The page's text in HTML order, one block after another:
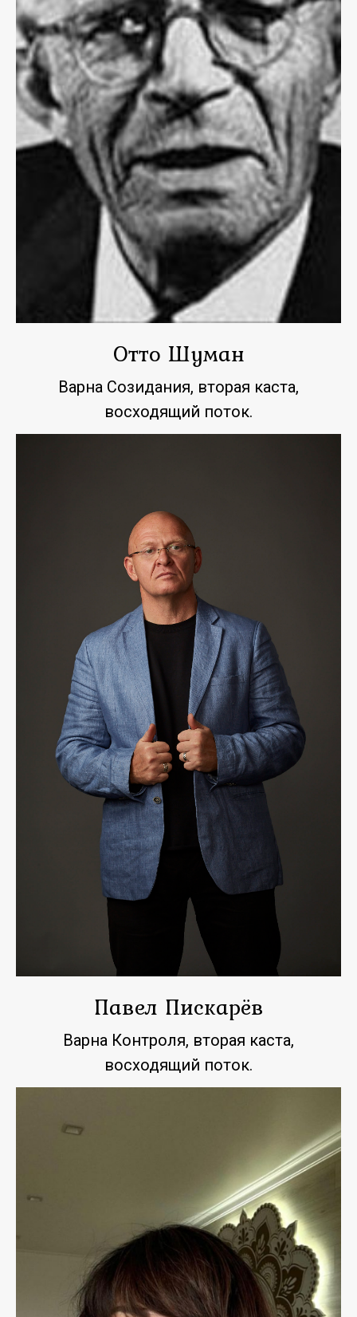
Отто Шуман
Варна Созидания, вторая каста,
восходящий поток.
Павел Пискарёв
Варна Контроля, вторая каста,
восходящий поток.